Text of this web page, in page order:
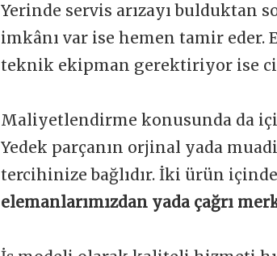
Yerinde servis arızayı bulduktan
imkânı var ise hemen tamir eder.
teknik ekipman gerektiriyor ise
Maliyetlendirme konusunda da
Yedek parçanın orjinal yada
tercihinize bağlıdır. İki ürün içinde
elemanlarımızdan yada çağrı